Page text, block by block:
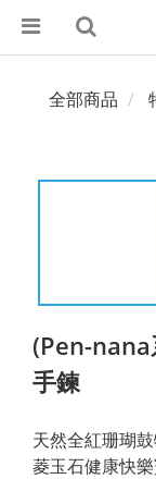
全部商品
(Pen-nana
手鍊
天然全紅珊瑚
菱玉石健康快